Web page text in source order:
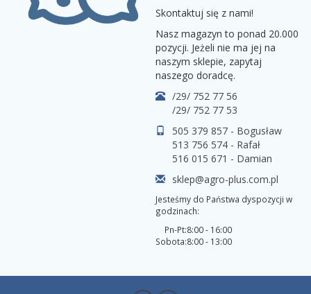
Skontaktuj się z nami!
Nasz magazyn to ponad 20.000
pozycji. Jeżeli nie ma jej na
naszym sklepie, zapytaj
naszego doradcę.
/29/ 752 77 56
/29/ 752 77 53
505 379 857 - Bogusław
513 756 574 - Rafał
516 015 671 - Damian
sklep@agro-plus.com.pl
Jesteśmy do Państwa dyspozycji w
godzinach:
Pn-Pt:
Sobota:
8:00 - 16:00
8:00 - 13:00